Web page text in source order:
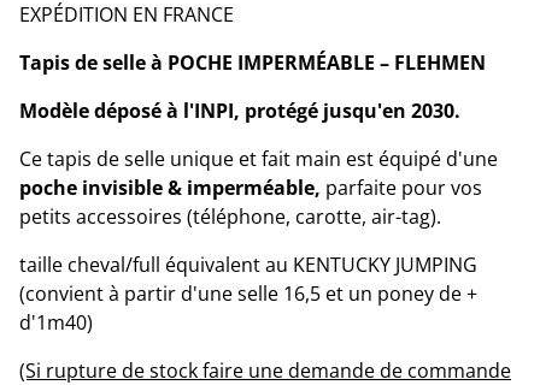
EXPÉDITION EN FRANCE
Tapis de selle à POCHE IMPERMÉABLE – FLEHMEN
Modèle déposé à l'INPI, protégé jusqu'en 2030.
Ce tapis de selle unique et fait main est équipé d'une
poche invisible& imperméable, parfaite pour vos
petits accessoires (téléphone, carotte, air-tag).
taille cheval/full équivalent au KENTUCKY JUMPING
(convient à partir d'une selle 16,5 et un poney de +
d'1m40)
(Si rupture de stock faire une demande de commande